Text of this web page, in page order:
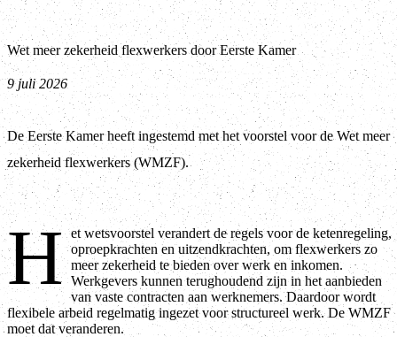
Wet meer zekerheid flexwerkers door Eerste Kamer
9 juli 2026
De Eerste Kamer heeft ingestemd met het voorstel voor de Wet meer
zekerheid flexwerkers (WMZF).
H et wetsvoorstel verandert de regels voor de ketenregeling,
oproepkrachten en uitzendkrachten, om flexwerkers zo
meer zekerheid te bieden over werk en inkomen.
Werkgevers kunnen terughoudend zijn in het aanbieden
van vaste contracten aan werknemers. Daardoor wordt
flexibele arbeid regelmatig ingezet voor structureel werk. De WMZF
moet dat veranderen.